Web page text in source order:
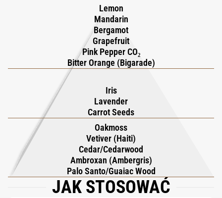
wetywerią na czele, równoważoną przez pudrową elegancję
betonu irysowego, który otula lawendę i piżmo miękkim,
wyrafinowanym uściskiem. Champ Bleu du Ciel kończy się jako
wyrafinowany i trwały zapach, pozostawiając dopracowane,
promienne wrażenie, które emanuje ponadczasowym
wyrafinowaniem. Z każdym spritzem wykracza poza zwykły
zapach i staje się charakterystycznym zapachem – niebiańską
kompozycją, która celebruje elegancję prostoty, oddając
wyrafinowaną esencję, która pięknie utrzymuje się na skórze i w
pamięci.
Lemon
Mandarin
Bergamot
Grapefruit
Pink Pepper CO₂
Bitter Orange (Bigarade)
Iris
Lavender
Carrot Seeds
Oakmoss
Vetiver (Haiti)
Cedar/Cedarwood
Ambroxan (Ambergris)
Palo Santo/Guaiac Wood
JAK STOSOWAĆ